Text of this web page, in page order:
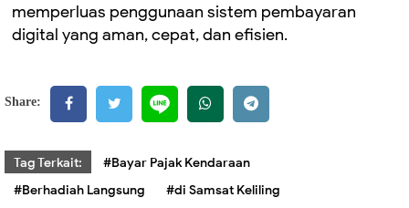
memperluas penggunaan sistem pembayaran
digital yang aman, cepat, dan efisien.
Share:
Tag Terkait:
#Bayar Pajak Kendaraan
#Berhadiah Langsung
#di Samsat Keliling